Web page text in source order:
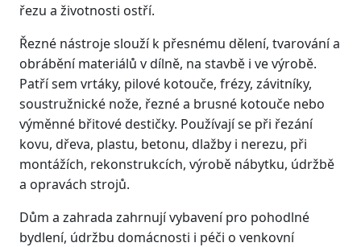
řezu a životnosti ostří.
Řezné nástroje slouží k přesnému dělení, tvarování a
obrábění materiálů v dílně, na stavbě i ve výrobě.
Patří sem vrtáky, pilové kotouče, frézy, závitníky,
soustružnické nože, řezné a brusné kotouče nebo
výměnné břitové destičky. Používají se při řezání
kovu, dřeva, plastu, betonu, dlažby i nerezu, při
montážích, rekonstrukcích, výrobě nábytku, údržbě
a opravách strojů.
Dům a zahrada zahrnují vybavení pro pohodlné
bydlení, údržbu domácnosti i péči o venkovní